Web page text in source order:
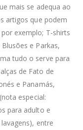
mais se adequa ao
artigos que podem
exemplo; T-shirts
e Parkas,
tudo o serve para
de Fato de
e Panamás,
especial:
para adulto e
entre